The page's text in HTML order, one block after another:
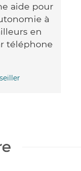
aide pour
à
en
téléphone